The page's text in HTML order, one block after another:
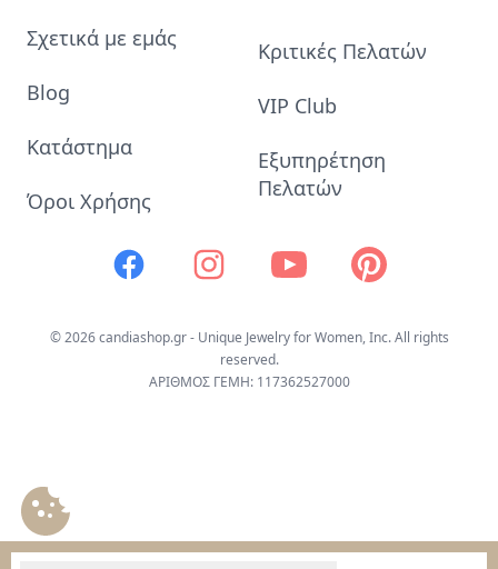
Σχετικά με εμάς
Blog
Κατάστημα
Όροι Χρήσης
Κριτικές Πελατών
VIP Club
Εξυπηρέτηση
Πελατών
Facebook InstagramYoutube Pinterest
© 2026 candiashop.gr - Unique Jewelry for Women, Inc. All rights
reserved.
ΑΡΙΘΜΟΣ ΓΕΜΗ: 117362527000